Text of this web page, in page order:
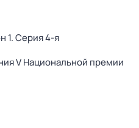
1. Серия 4-я
V Национальной премии